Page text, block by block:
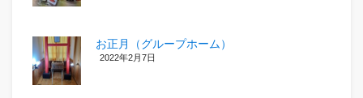
お正月（グループホーム）
2022年2月7日